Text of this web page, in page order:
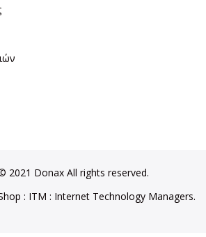
2021 Donax All rights reserved.
: ITM : Internet Technology Managers.